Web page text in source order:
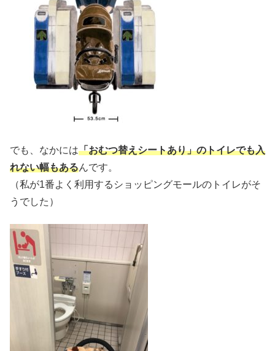
でも、なかには「おむつ替えシートあり」のトイレでも入
れない幅もあるんです。
（私が1番よく利用するショッピングモールのトイレがそ
うでした）